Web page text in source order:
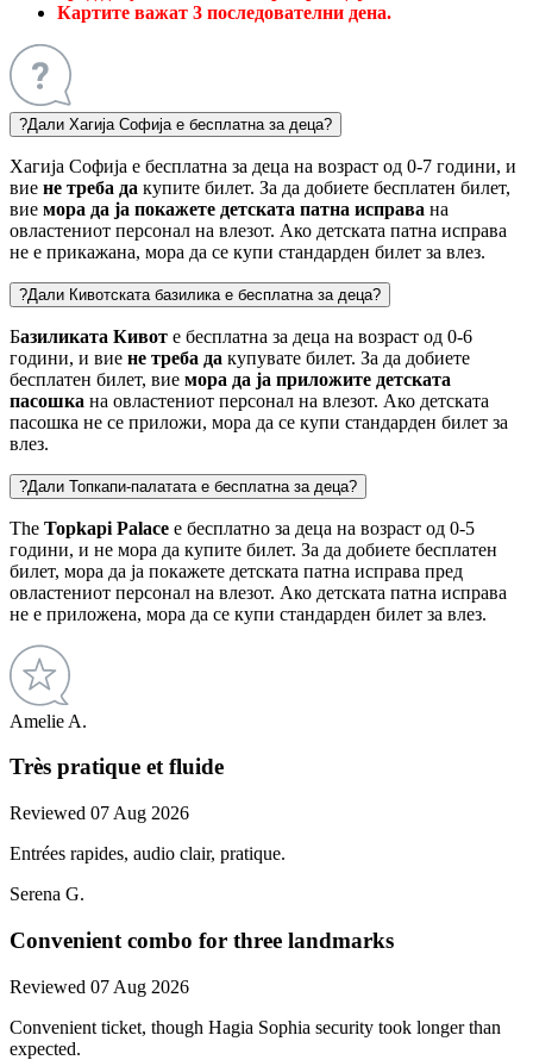
Картите важат 3 последователни дена.
?Дали Хагија Софија е бесплатна за деца?
Хагија Софија е бесплатна за деца на возраст од 0-7 години, и
вие не треба да купите билет. За да добиете бесплатен билет,
вие мора да ја покажете детската патна исправа на
овластениот персонал на влезот. Ако детската патна исправа
не е прикажана, мора да се купи стандарден билет за влез.
?Дали Кивотската базилика е бесплатна за деца?
Базиликата Кивот е бесплатна за деца на возраст од 0-6
години, и вие не треба да купувате билет. За да добиете
бесплатен билет, вие мора да ја приложите детската
пасошка на овластениот персонал на влезот. Ако детската
пасошка не се приложи, мора да се купи стандарден билет за
влез.
?Дали Топкапи-палатата е бесплатна за деца?
Тhe Topkapi Palace е бесплатно за деца на возраст од 0-5
години, и не мора да купите билет. За да добиете бесплатен
билет, мора да ја покажете детската патна исправа пред
овластениот персонал на влезот. Ако детската патна исправа
не е приложена, мора да се купи стандарден билет за влез.
Amelie A.
Très pratique et fluide
Reviewed 07 Aug 2026
Entrées rapides, audio clair, pratique.
Serena G.
Convenient combo for three landmarks
Reviewed 07 Aug 2026
Convenient ticket, though Hagia Sophia security took longer than
expected.